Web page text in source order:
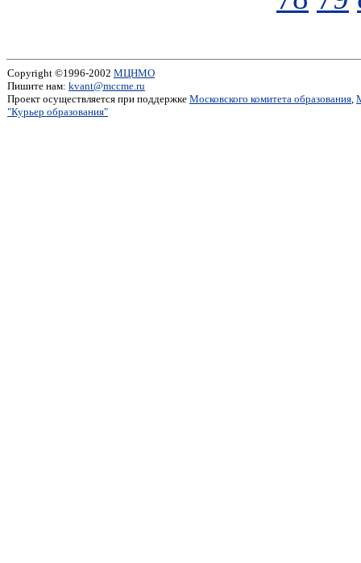
Copyright ©1996-2002 МЦНМО
Пишите нам: kvant@mccme.ru
Проект осуществляется при поддержке Московского комитета образования,
"Курьер образования"